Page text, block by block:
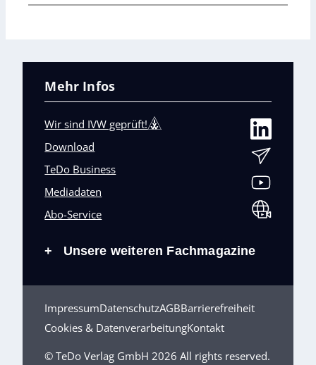
Mehr Infos
Wir sind IVW geprüft!
Download
TeDo Business
Mediadaten
Abo-Service
+ Unsere weiteren Fachmagazine
ImpressumDatenschutzAGBBarrierefreiheit
Cookies & DatenverarbeitungKontakt
© TeDo Verlag GmbH 2026 All rights reserved.